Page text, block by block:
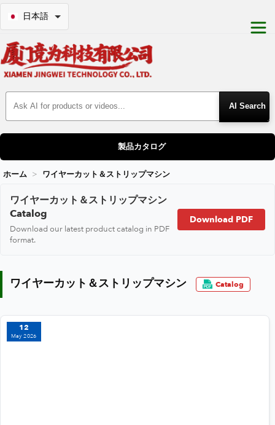
日本語
Search Products
製品カタログ
ホーム ワイヤーカット＆ストリップマシン
ワイヤーカット＆ストリップマシン
ワイヤーカット＆ストリップマシン
Catalog
Download our latest product catalog in PDF
format.
Download PDF
ワイヤーカット＆ストリップマシン Catalog
12
May 2026